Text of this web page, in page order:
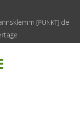
[PUNKT] de